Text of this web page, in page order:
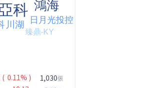
( 0.11% ) 1,030張